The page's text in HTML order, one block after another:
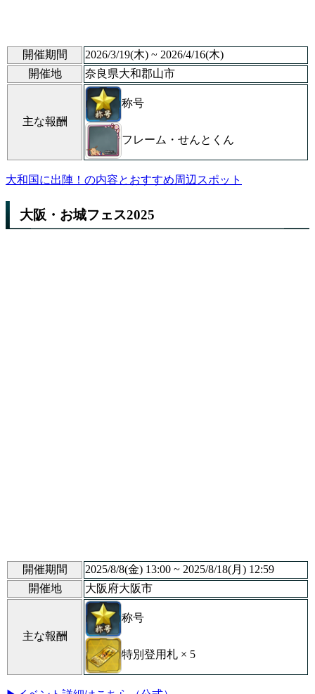
開催期間
2026/3/19(木) ~ 2026/4/16(木)
開催地
奈良県大和郡山市
主な報酬
称号
フレーム・せんとくん
大和国に出陣！の内容とおすすめ周辺スポット
大阪・お城フェス2025
開催期間
2025/8/8(金) 13:00 ~ 2025/8/18(月) 12:59
開催地
大阪府大阪市
主な報酬
称号
特別登用札 × 5